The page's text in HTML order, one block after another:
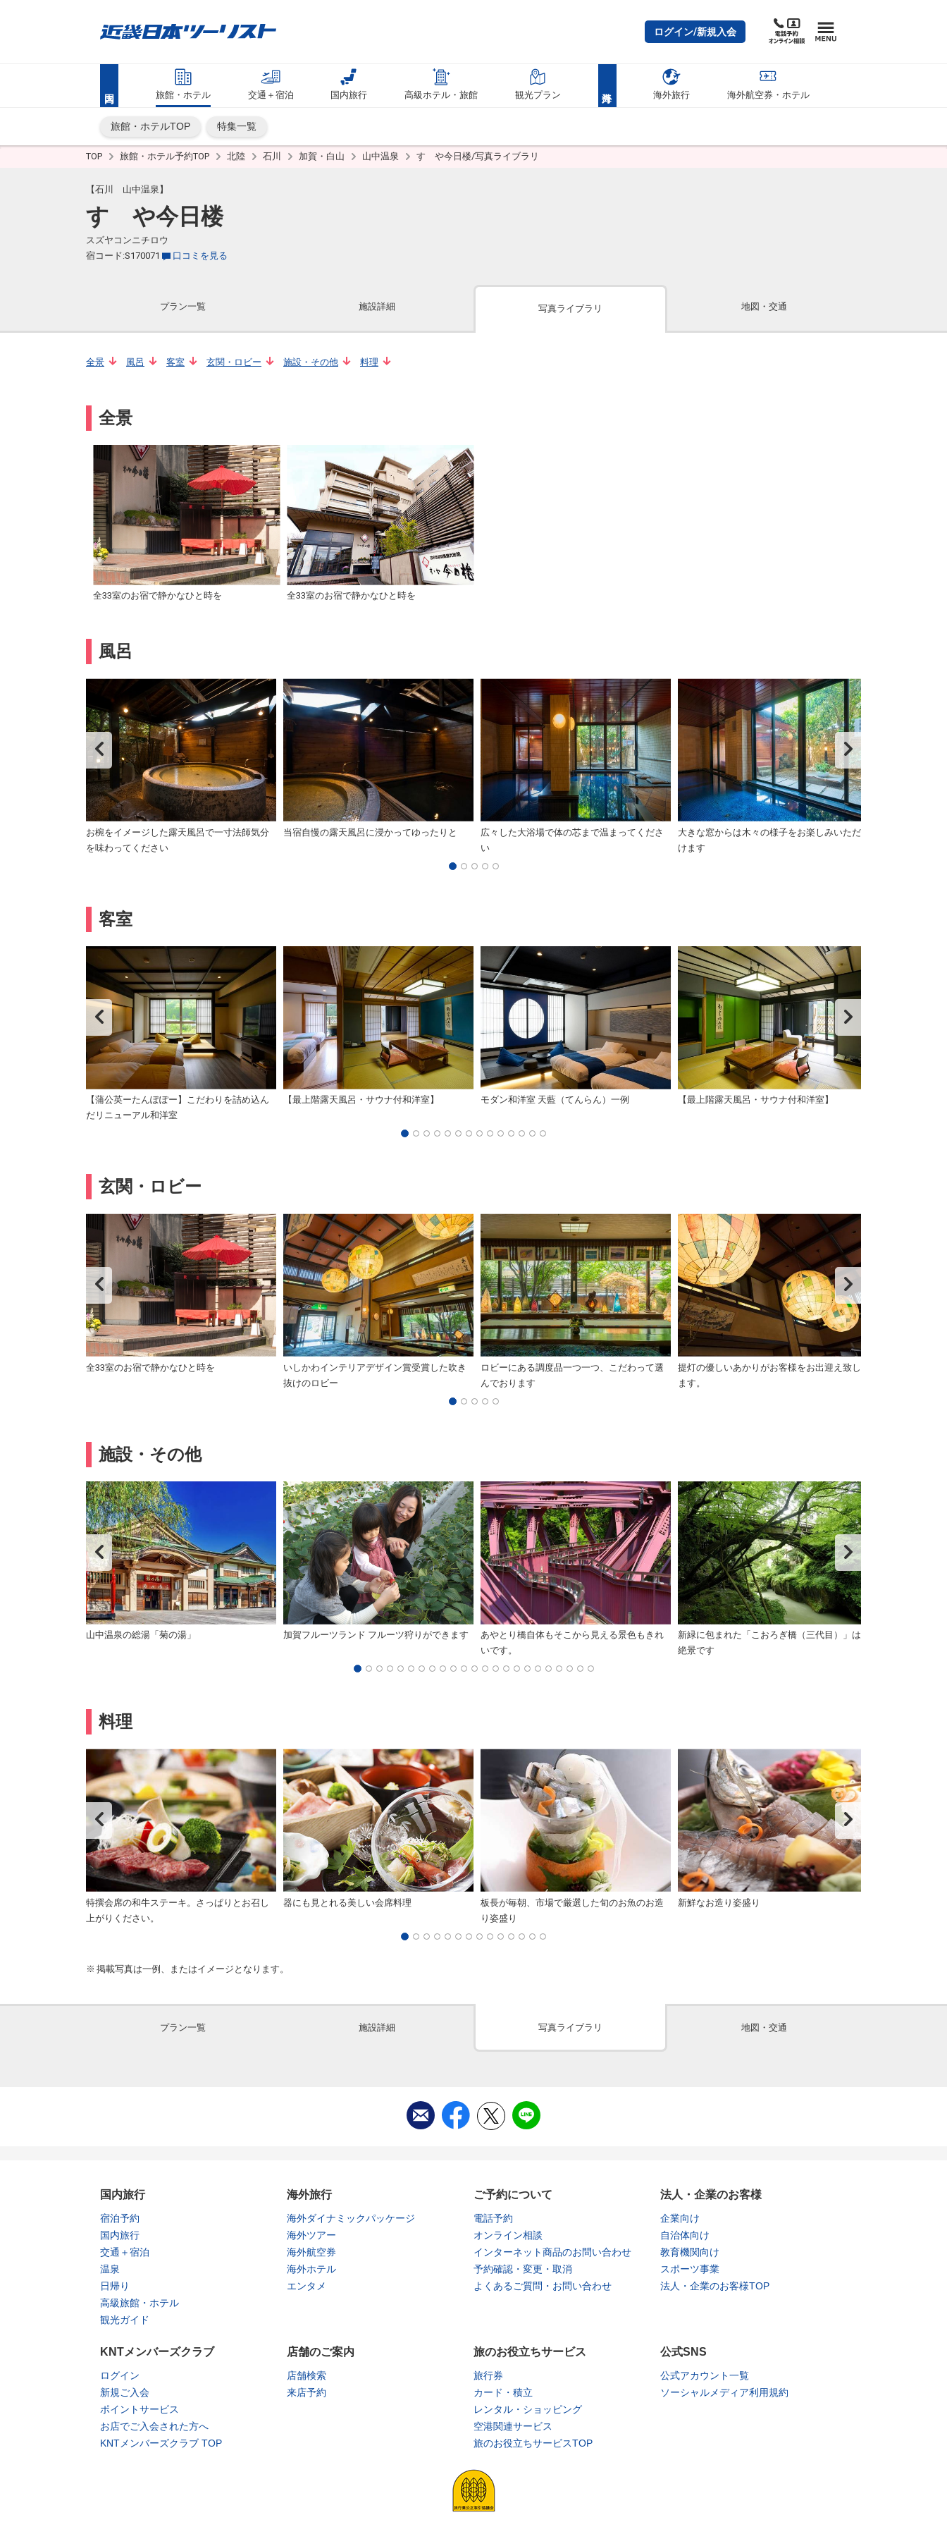
ログイン/新規入会
旅館・ホテル 交通＋宿泊 国内旅行 高級ホテル・旅館 観光プラン 海外旅行 海外航空券・ホテル
旅館・ホテルTOP 特集一覧
TOP 旅館・ホテル予約TOP 北陸 石川 加賀・白山 山中温泉 すゞや今日楼/写真ライブラリ
【石川 山中温泉】
すゞや今日楼
スズヤコンニチロウ
宿コード:S170071
口コミを見る
プラン一覧 施設詳細 写真ライブラリ 地図・交通
全景 風呂 客室 玄関・ロビー 施設・その他 料理
全景
全33室のお宿で静かなひと時を 全33室のお宿で静かなひと時を
風呂
お椀をイメージした露天風呂で一寸法師気分
を味わってください
当宿自慢の露天風呂に浸かってゆったりと
広々した大浴場で体の芯まで温まってくださ
い
大きな窓からは木々の様子をお楽しみいただ
けます
客室
【蒲公英ーたんぽぽー】こだわりを詰め込ん
だリニューアル和洋室
【最上階露天風呂・サウナ付和洋室】 モダン和洋室 天藍（てんらん）一例 【最上階露天風呂・サウナ付和洋室】
玄関・ロビー
全33室のお宿で静かなひと時を
いしかわインテリアデザイン賞受賞した吹き
抜けのロビー
ロビーにある調度品一つ一つ、こだわって選
んでおります
提灯の優しいあかりがお客様をお出迎え致し
ます。
施設・その他
山中温泉の総湯「菊の湯」 加賀フルーツランド フルーツ狩りができます
あやとり橋自体もそこから見える景色もきれ
いです。
新緑に包まれた「こおろぎ橋（三代目）」は
絶景です
料理
特撰会席の和牛ステーキ。さっぱりとお召し
上がりください。
器にも見とれる美しい会席料理
板長が毎朝、市場で厳選した旬のお魚のお造
り姿盛り
新鮮なお造り姿盛り
掲載写真は一例、またはイメージとなります。
プラン一覧 施設詳細 写真ライブラリ 地図・交通
国内旅行
宿泊予約
国内旅行
交通＋宿泊
温泉
日帰り
高級旅館・ホテル
観光ガイド
海外旅行
海外ダイナミックパッケージ
海外ツアー
海外航空券
海外ホテル
エンタメ
ご予約について
電話予約
オンライン相談
インターネット商品のお問い合わせ
予約確認・変更・取消
よくあるご質問・お問い合わせ
法人・企業のお客様
企業向け
自治体向け
教育機関向け
スポーツ事業
法人・企業のお客様TOP
KNTメンバーズクラブ
ログイン
新規ご入会
ポイントサービス
お店でご入会された方へ
KNTメンバーズクラブ TOP
店舗のご案内
店舗検索
来店予約
旅のお役立ちサービス
旅行券
カード・積立
レンタル・ショッピング
空港関連サービス
旅のお役立ちサービスTOP
公式SNS
公式アカウント一覧
ソーシャルメディア利用規約